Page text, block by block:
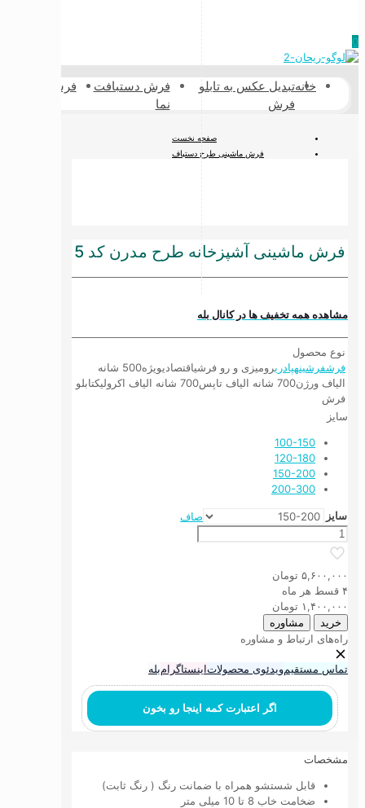
0
خانهتبدیل عکس به تابلو
فرش
فرش دستبافت
نما
فرشینه
صفحه نخست
فرش ماشینی طرح دستباف
فرش ماشینی آشپزخانه طرح مدرن کد 5
مشاهده همه تخفیف ها در کانال بله
نوع محصول
فرشفرشینهپادریرومیزی و رو فرشیاقتصادیویژه
500 شانه
الیاف ورژن700 شانه الیاف تاپس 700 شانه الیاف اکرولیک
تابلو
فرش
سایز
100-150
120-180
150-200
200-300
سایز
صاف
فرش
ماشینی
آشپزخانه
طرح
مدرن
کد
عدد
۵,۶۰۰,۰۰۰ تومان
۴ قسط هر ماه
۱,۴۰۰,۰۰۰ تومان
خرید مشاوره
راه‌های ارتباط و مشاوره
تماس مستقیمویدئوی محصولاتاینستاگرامبله
اگر اعتبارت کمه اینجا رو بخون
مشخصات
قابل شستشو همراه با ضمانت رنگ ( رنگ ثابت)
ضخامت خاب 8 تا 10 میلی متر